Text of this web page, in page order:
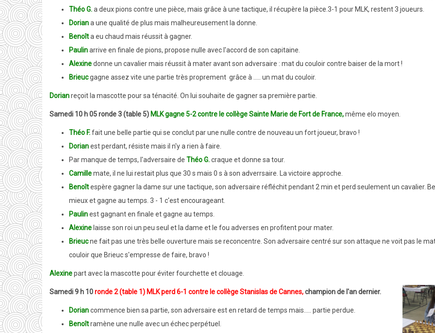
Théo G.a deux pions contre une pièce, mais grâce à une tactique, il récupère la pièce. 3-1 pour MLK, restent 3 joueurs.
Doriana une qualité de plus mais malheureusement la donne.
Benoîta eu chaud mais réussit à gagner.
Paulinarrive en finale de pions, propose nulle avec l'accord de son capitaine.
Alexinedonne un cavalier mais réussit à mater avant son adversaire : mat du couloir contre baiser de la mort !
Brieucgagne assez vite une partie très proprement grâce à ..... un mat du couloir.
Dorianreçoit la mascotte pour sa ténacité. On lui souhaite de gagner sa première partie.
Samedi 10 h 05 ronde 3 (table 5) MLK gagne 5-2 contre le collège Sainte Marie de Fort de France,même elo moyen.
Théo F.fait une belle partie qui se conclut par une nulle contre de nouveau un fort joueur, bravo !
Dorianest perdant, résiste mais il n'y a rien à faire.
Par manque de temps, l'adversaire de Théo G.craque et donne sa tour.
Camillemate, il ne lui restait plus que 30 s mais 0 s à son adverrsaire.
La victoire approche.
Benoîtespère gagner la dame sur une tactique, son adversaire réfléchit pendant 2 min et perd seulement un cavalier.
mieux et gagne au temps. 3 - 1 c'est encourageant.
Paulinest gagnant en finale et gagne au temps.
Alexine laisse son roi un peu seul et la dame et le fou adverses en profitent pour mater.
Brieucne fait pas une très belle ouverture mais se reconcentre. Son adversaire centré sur son attaque ne voit pas le
couloir que Brieuc s'empresse de faire, bravo !
Alexinepart avec la mascotte pour éviter fourchette et clouage.
Samedi 9 h 10ronde 2 (table 1) MLK perd 6-1 contre le collège Stanislas de Cannes,champion de l'an dernier.
Doriancommence bien sa partie, son adversaire est en retard de temps mais..... partie perdue.
Benoîtramène une nulle avec un échec perpétuel.